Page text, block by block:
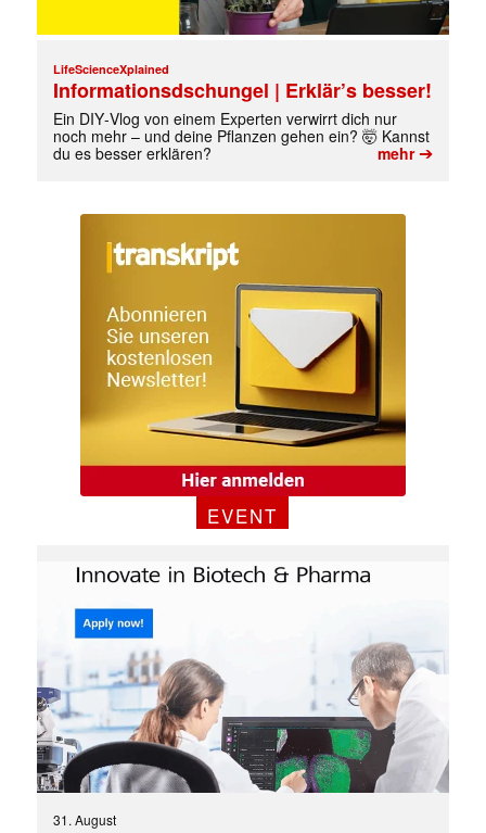
LifeScienceXplained
Informationsdschungel | Erklär’s besser!
Ein DIY‑Vlog von einem Experten verwirrt dich nur
noch mehr – und deine Pflanzen gehen ein? 🤯 Kannst
du es besser erklären?
mehr➔
EVENT
31. August